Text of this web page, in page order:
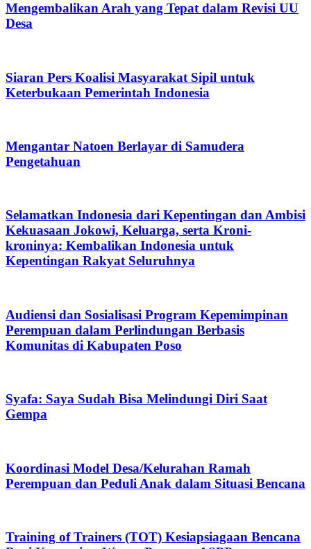
Mengembalikan Arah yang Tepat dalam Revisi UU
Desa
Siaran Pers Koalisi Masyarakat Sipil untuk
Keterbukaan Pemerintah Indonesia
Mengantar Natoen Berlayar di Samudera
Pengetahuan
Selamatkan Indonesia dari Kepentingan dan Ambisi
Kekuasaan Jokowi, Keluarga, serta Kroni-
kroninya: Kembalikan Indonesia untuk
Kepentingan Rakyat Seluruhnya
Audiensi dan Sosialisasi Program Kepemimpinan
Perempuan dalam Perlindungan Berbasis
Komunitas di Kabupaten Poso
Syafa: Saya Sudah Bisa Melindungi Diri Saat
Gempa
Koordinasi Model Desa/Kelurahan Ramah
Perempuan dan Peduli Anak dalam Situasi Bencana
Training of Trainers (TOT) Kesiapsiagaan Bencana